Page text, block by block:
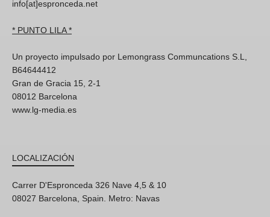
info[at]espronceda.net
* PUNTO LILA *
Un proyecto impulsado por Lemongrass Communcations S.L,
B64644412
Gran de Gracia 15, 2-1
08012 Barcelona
www.lg-media.es
LOCALIZACIÓN
Carrer D'Espronceda 326 Nave 4,5 & 10
08027 Barcelona, Spain. Metro: Navas